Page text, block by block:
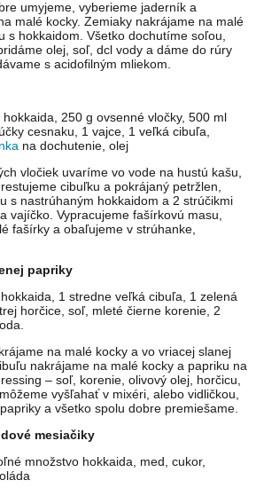
umyjeme, vyberieme jaderník a
malé kocky. Zemiaky nakrájame na malé
s hokkaidom. Všetko dochutíme soľou,
olej, soľ, dcl vody a dáme do rúry
s acidofilným mliekom.
hokkaida, 250 g ovsenné vločky, 500 ml
cesnaku, 1 vajce, 1 veľká cibuľa,
na dochutenie, olej
vločiek uvaríme vo vode na hustú kašu,
cibuľku a pokrájaný petržlen,
s nastrúhaným hokkaidom a 2 strúčikmi
vajíčko. Vypracujeme fašírkovú masu,
fašírky a obaľujeme v strúhanke,
papriky
1 stredne veľká cibuľa, 1 zelená
horčice, soľ, mleté čierne korenie, 2
na malé kocky a vo vriacej slanej
nakrájame na malé kocky a papriku na
– soľ, korenie, olivový olej, horčicu,
vyšľahať v mixéri, alebo vidličkou,
a všetko spolu dobre premiešame.
mesiačiky
množstvo hokkaida, med, cukor,